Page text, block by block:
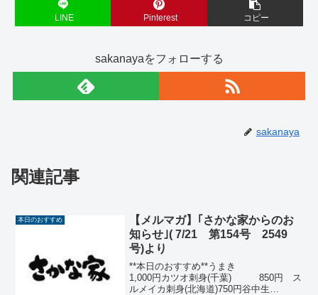
LINE Pinterest コピー
sakanayaをフォローする
sakanaya
関連記事
本日のおすすめ
【メルマガ】｢さかな家からのお
知らせ｣( 7/21 第154号 2549
号)より
**本日のおすすめ**うまき
1,000円カツオ刺身(千葉) 850円 ス
ルメイカ刺身(北海道)750円谷中生